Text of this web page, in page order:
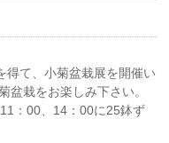
得て、小菊盆栽展を開催い
盆栽をお楽しみ下さい。
：00、14：00に25鉢ず